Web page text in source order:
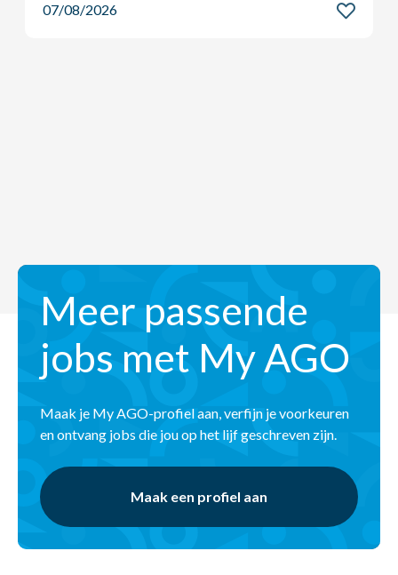
07/08/2026
Meer passende
jobs met My AGO
Maak je My AGO-profiel aan, verfijn je voorkeuren
en ontvang jobs die jou op het lijf geschreven zijn.
Maak een profiel aan